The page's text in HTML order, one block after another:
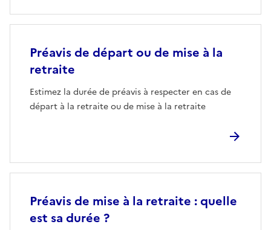
Préavis de départ ou de mise à la
retraite
Estimez la durée de préavis à respecter en cas de
départ à la retraite ou de mise à la retraite
Préavis de mise à la retraite : quelle
est sa durée ?